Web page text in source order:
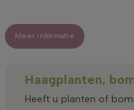
Meer informatie
Haagplanten,
Heeft u planten of